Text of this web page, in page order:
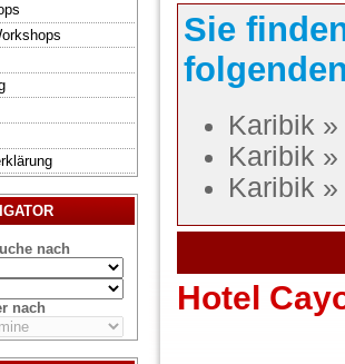
nach
nach
Sie
Karibik »
Karibik »
Karibik »
Hotel